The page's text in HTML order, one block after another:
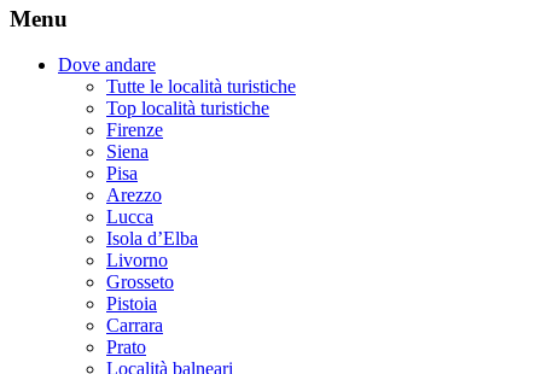
Menu
Dove andare
Tutte le località turistiche
Top località turistiche
Firenze
Siena
Pisa
Arezzo
Lucca
Isola d’Elba
Livorno
Grosseto
Pistoia
Carrara
Prato
Località balneari